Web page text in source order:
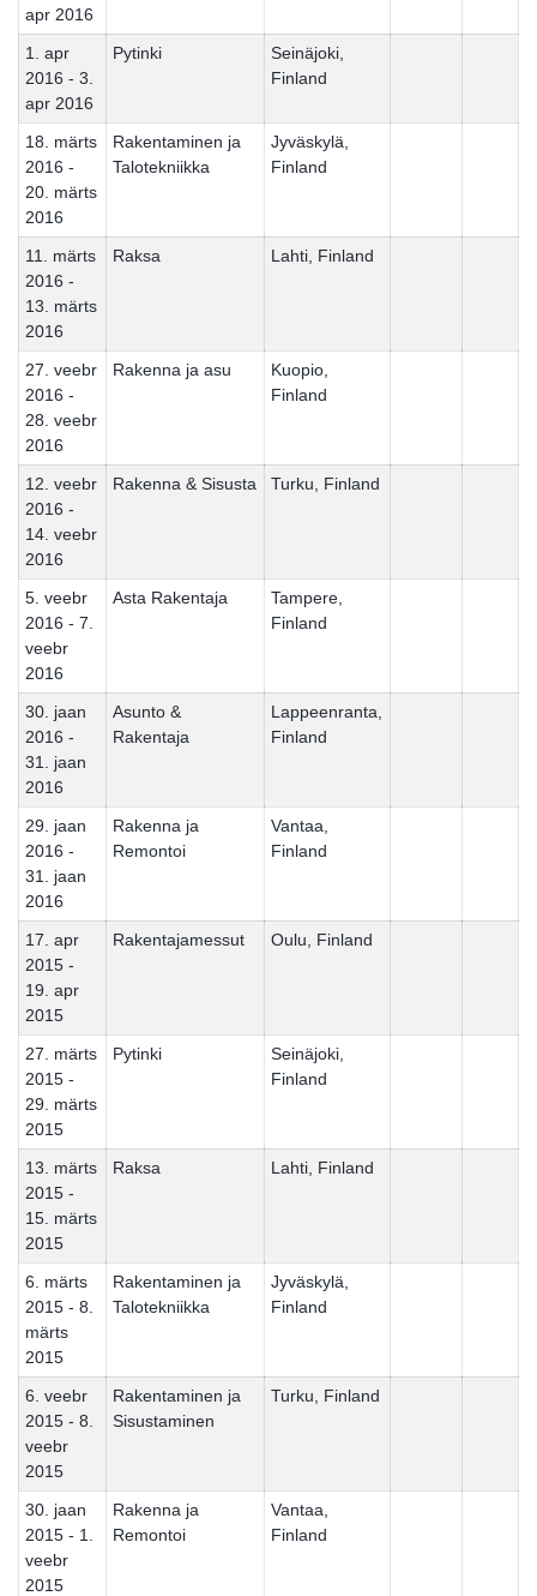
apr 2016
1. apr
2016 - 3.
apr 2016
Pytinki
Seinäjoki,
Finland
18. märts
2016 -
20. märts
2016
Rakentaminen ja
Talotekniikka
Jyväskylä,
Finland
11. märts
2016 -
13. märts
2016
Raksa Lahti, Finland
27. veebr
2016 -
28. veebr
2016
Rakenna ja asu
Kuopio,
Finland
12. veebr
2016 -
14. veebr
2016
Rakenna & Sisusta Turku, Finland
5. veebr
2016 - 7.
veebr
2016
Asta Rakentaja
Tampere,
Finland
30. jaan
2016 -
31. jaan
2016
Asunto &
Rakentaja
Lappeenranta,
Finland
29. jaan
2016 -
31. jaan
2016
Rakenna ja
Remontoi
Vantaa,
Finland
17. apr
2015 -
19. apr
2015
Rakentajamessut Oulu, Finland
27. märts
2015 -
29. märts
2015
Pytinki
Seinäjoki,
Finland
13. märts
2015 -
15. märts
2015
Raksa Lahti, Finland
6. märts
2015 - 8.
märts
2015
Rakentaminen ja
Talotekniikka
Jyväskylä,
Finland
6. veebr
2015 - 8.
veebr
2015
Rakentaminen ja
Sisustaminen
Turku, Finland
30. jaan
2015 - 1.
veebr
2015
Rakenna ja
Remontoi
Vantaa,
Finland